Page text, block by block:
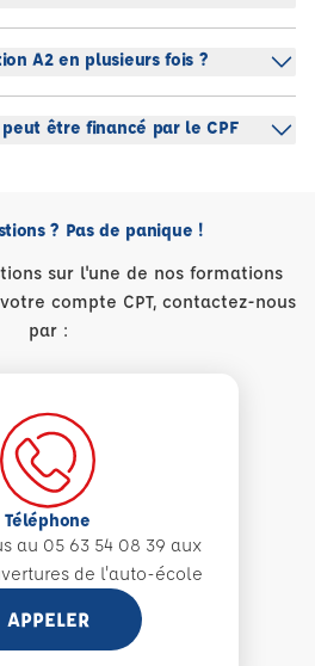
A2 en plusieurs fois ?
être financé par le CPF
? Pas de panique !
sur l'une de nos formations
compte CPT, contactez-nous
par :
Téléphone
au 05 63 54 08 39 aux
de l'auto-école
APPELER